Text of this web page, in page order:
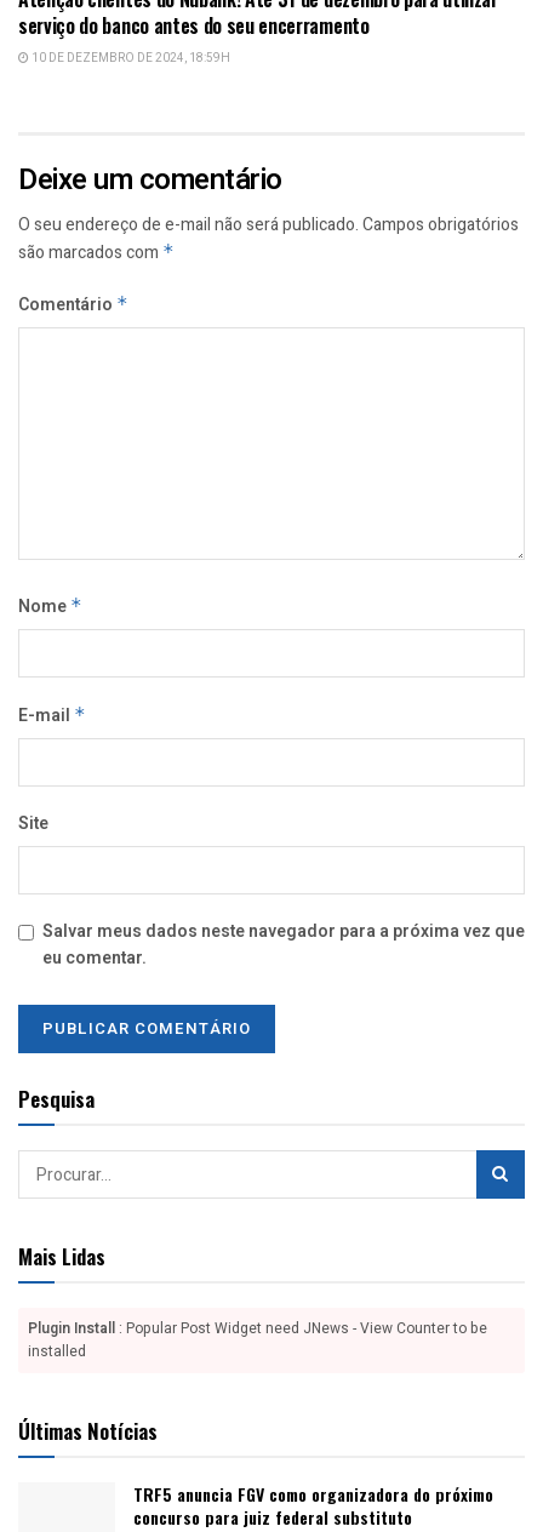
serviço do banco antes do seu encerramento
10 DE DEZEMBRO DE 2024, 18:59H
Deixe um comentário
O seu endereço de e-mail não será publicado.Campos obrigatórios
são marcados com *
Comentário *
Nome *
E-mail *
Site
Salvar meus dados neste navegador para a próxima vez que
eu comentar.
Pesquisa
Mais Lidas
Plugin Install : Popular Post Widget need JNews - View Counter to be
installed
Últimas Notícias
TRF5 anuncia FGV como organizadora do próximo
concurso para juiz federal substituto